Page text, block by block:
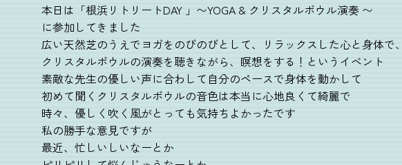
本日は「根浜リトリートDAY 」〜YOGA & クリスタルボウル演奏 〜
に参加してきました
広い天然芝のうえでヨガをのびのびとして、リラックスした心と身体で、
クリスタルボウルの演奏を聴きながら、瞑想をする！というイベント
素敵な先生の優しい声に合わして自分のペースで身体を動かして
初めて聞くクリスタルボウルの音色は本当に心地良くて綺麗で
時々、優しく吹く風がとっても気持ちよかったです
私の勝手な意見ですが
最近、忙しいしいなーとか